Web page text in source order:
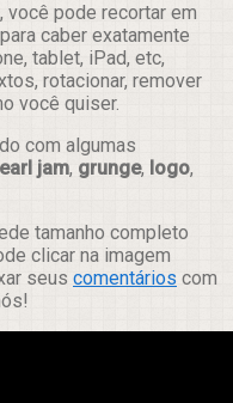
pode recortar em
caber exatamente
tablet, iPad, etc,
rotacionar, remover
você quiser.
com algumas
jam, grunge, logo,
tamanho completo
clicar na imagem
seus comentários com